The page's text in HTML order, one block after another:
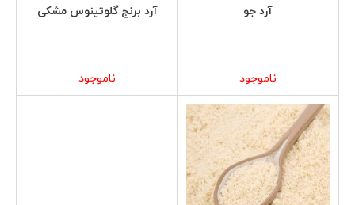
آرد جو
ناموجود
آرد برنج گلوتینوس مشکی
ناموجود